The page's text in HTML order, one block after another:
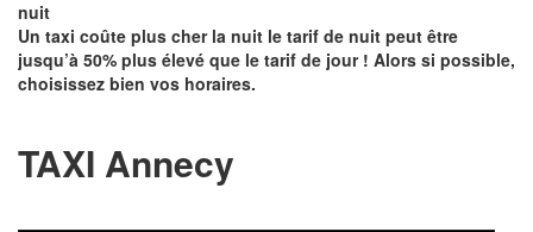
nuit
Un taxi coûte plus cher la nuit le tarif de nuit peut être
jusqu’à 50% plus élevé que le tarif de jour ! Alors si possible,
choisissez bien vos horaires.
TAXI Annecy